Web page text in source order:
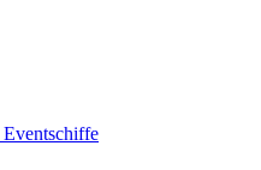
Eventschiffe